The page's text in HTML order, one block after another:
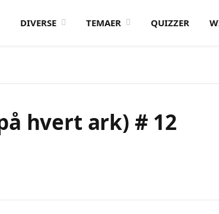
DIVERSE TEMAER QUIZZER
hvert ark) # 12